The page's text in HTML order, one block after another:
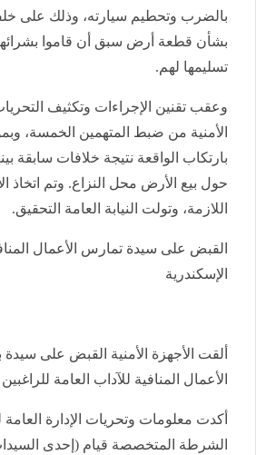
بالضرب وتحطيم سيارته، وذلك على
بشأن قطعة أرض سبق أن قاموا
تسليمها لهم.
وعقب تقنين الإجراءات وتكثيف
الأمنية من ضبط المتهمين الخمسة،
بارتكاب الواقعة نتيجة خلافات سابقة
حول بيع الأرض محل النزاع. وتم اتخاذ
اللازمة، وتولت النيابة العامة التحقيق.
القبض على سيدة تمارس الأعمال
الإسكندرية
ألقت الأجهزة الأمنية القبض على
الأعمال المنافية للآداب العامة
أكدت معلومات وتحريات الإدارة العامة
الشرطة المتخصصة قيام (إحدى